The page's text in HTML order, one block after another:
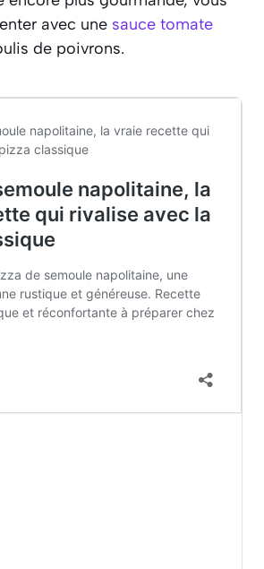
avec une sauce tomate
de poivrons.